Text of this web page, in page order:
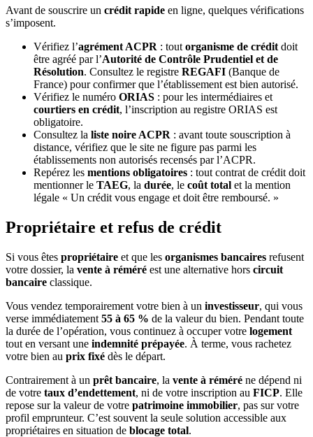
Avant de souscrire un crédit rapide en ligne, quelques vérifications
s’imposent.
Vérifiez l’agrément ACPR : tout organisme de crédit doit
être agréé par l’Autorité de Contrôle Prudentiel et de
Résolution. Consultez le registre REGAFI (Banque de
France) pour confirmer que l’établissement est bien autorisé.
Vérifiez le numéro ORIAS : pour les intermédiaires et
courtiers en crédit, l’inscription au registre ORIAS est
obligatoire.
Consultez la liste noire ACPR : avant toute souscription à
distance, vérifiez que le site ne figure pas parmi les
établissements non autorisés recensés par l’ACPR.
Repérez les mentions obligatoires : tout contrat de crédit doit
mentionner le TAEG, la durée, le coût total et la mention
légale « Un crédit vous engage et doit être remboursé. »
Propriétaire et refus de crédit
Si vous êtes propriétaire et que les organismes bancaires refusent
votre dossier, la vente à réméré est une alternative hors circuit
bancaire classique.
Vous vendez temporairement votre bien à un investisseur, qui vous
verse immédiatement 55 à 65 % de la valeur du bien. Pendant toute
la durée de l’opération, vous continuez à occuper votre logement
tout en versant une indemnité prépayée. À terme, vous rachetez
votre bien au prix fixé dès le départ.
Contrairement à un prêt bancaire, la vente à réméré ne dépend ni
de votre taux d’endettement, ni de votre inscription au FICP. Elle
repose sur la valeur de votre patrimoine immobilier, pas sur votre
profil emprunteur. C’est souvent la seule solution accessible aux
propriétaires en situation de blocage total.